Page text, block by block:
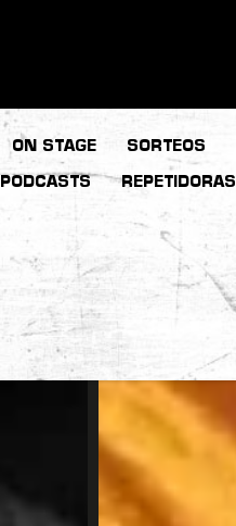
ON STAGE SORTEOS
PODCASTS REPETIDORAS